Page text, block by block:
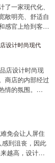
一家现代化、
敞明亮、舒适自
感官上给到客户
客眼球。门头
设计时尚现代
店设计时尚现
商店的内部经过
的氛围。
氛...
免会让人屏住
到沮丧，因此
越高，设计师